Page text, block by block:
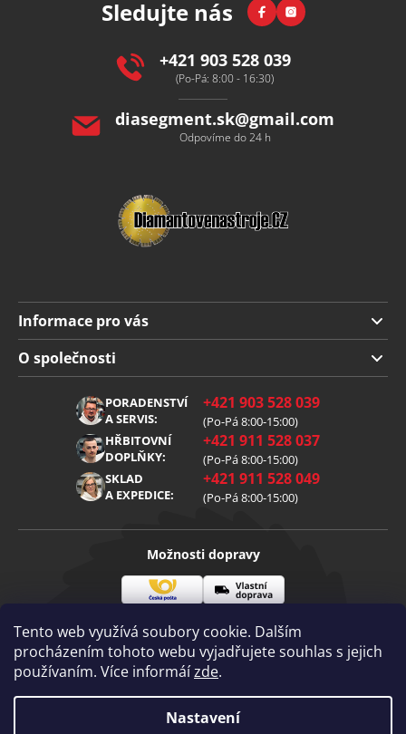
Tento web využívá soubory cookie. Dalším
procházením tohoto webu vyjadřujete souhlas s jejich
používaním. Více informáízde.
Nastavení
Sledujte nás FacebookInstagram
+421 903 528 039
(Po-Pá: 8:00 - 16:30)
diasegment.sk@gmail.com
Odpovíme do 24 h
Informace pro vás
Doprava a platba
Obchodní podmínky
Reklamace
Zpracování osobních údajů
O společnosti
PORADENSTVÍ
A SERVIS:
+421 903 528 039
(Po-Pá 8:00-15:00)
HŘBITOVNÍ
DOPLŇKY:
+421 911 528 037
(Po-Pá 8:00-15:00)
SKLAD
A EXPEDICE:
+421 911 528 049
(Po-Pá 8:00-15:00)
Možnosti dopravy
pošta
doprava
Visa Mastercard
Copyright 2026
Diamantovenastroje.cz. Všechna práva